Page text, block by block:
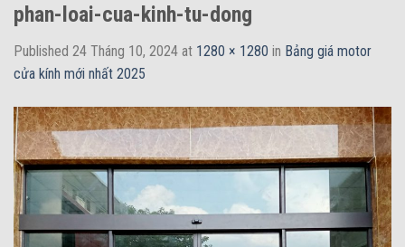
phan-loai-cua-kinh-tu-dong
Published 24 Tháng 10, 2024 at 1280 × 1280 in Bảng giá motor
cửa kính mới nhất 2025